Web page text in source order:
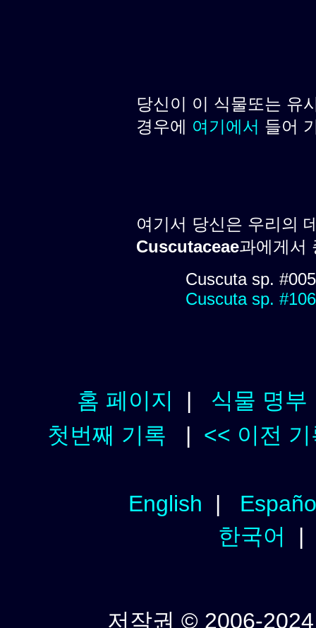
당신이 이 식물또는 유
경우에 여기에서 들어
여기서 당신은 우리의
Cuscutaceae과에게서
Cuscuta sp.
Cuscuta sp.
홈 페이지 | 식물 명부
첫번째 기록 | << 이전 기
English |
한국어
저작권 © 2006-